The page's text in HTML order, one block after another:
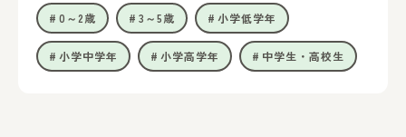
0～2歳 3～5歳 小学低学年
小学中学年 小学高学年 中学生・高校生